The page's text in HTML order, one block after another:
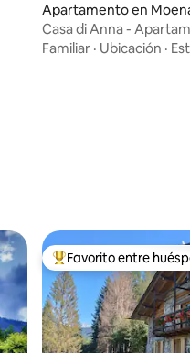
Apartamento en
Casa di Anna -
y romántico
Familiar · Ubicación ·
Favorito entre
Favorito entre